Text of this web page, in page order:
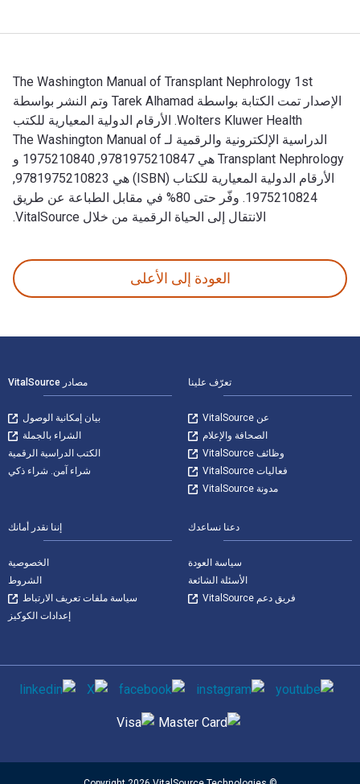
The Washington Manual of Transplant Nephrology 1st
الإصدار تمت الكتابة بواسطة Tarek Alhamad وتم النشر بواسطة
Wolters Kluwer Health. الأرقام الدولية المعيارية للكتب
الدراسية الإلكترونية والرقمية لـ The Washington Manual of
Transplant Nephrology هي 9781975210847, 1975210840 و
الأرقام الدولية المعيارية للكتاب (ISBN) هي 9781975210823,
1975210824. وفّر حتى 80% في مقابل الطباعة عن طريق
الانتقال إلى الحياة الرقمية من خلال VitalSource.
العودة إلى الأعلى
تعرّف علينا
عن VitalSource
الصحافة والإعلام
وظائف VitalSource
فعاليات VitalSource
مدونة VitalSource
مصادر VitalSource
بيان إمكانية الوصول
الشراء بالجملة
الكتب الدراسية الرقمية
شراء آمن. شراء ذكي
دعنا نساعدك
سياسة العودة
الأسئلة الشائعة
فريق دعم VitalSource
إننا نقدر أمانك
الخصوصية
الشروط
سياسة ملفات تعريف الارتباط
إعدادات الكوكيز
وسائل التواصل الاجتماعي